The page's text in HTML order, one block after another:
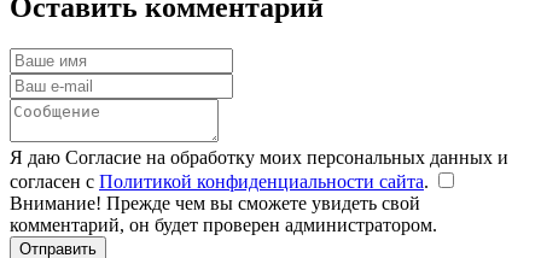
Оставить комментарий
Я даю Согласие на обработку моих персональных данных и
согласен с Политикой конфиденциальности сайта.
Внимание! Прежде чем вы сможете увидеть свой
комментарий, он будет проверен администратором.
Отправить